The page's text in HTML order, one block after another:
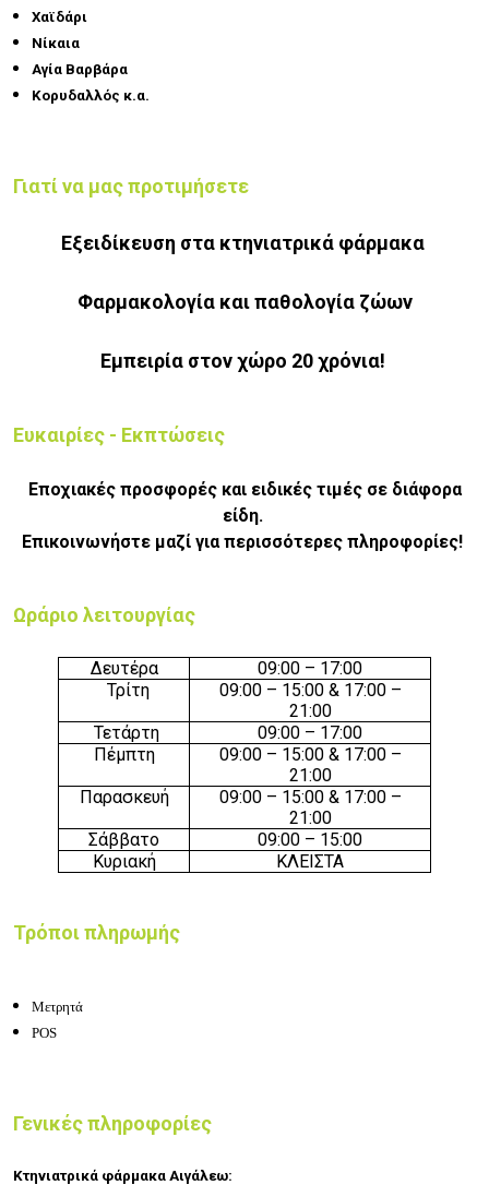
Χαϊδάρι
Νίκαια
Αγία Βαρβάρα
Κορυδαλλός κ.α.
Γιατί να μας προτιμήσετε
Εξειδίκευση στα κτηνιατρικά φάρμακα
Φαρμακολογία και παθολογία ζώων
Εμπειρία στον χώρο 20 χρόνια!
Ευκαιρίες - Εκπτώσεις
Εποχιακές προσφορές και ειδικές τιμές σε διάφορα
είδη.
Επικοινωνήστε μαζί για περισσότερες πληροφορίες!
Ωράριο λειτουργίας
Δευτέρα
09:00 – 17:00
Τρίτη
09:00 – 15:00 & 17:00 –
21:00
Τετάρτη
09:00 – 17:00
Πέμπτη
09:00 – 15:00 & 17:00 –
21:00
Παρασκευή
09:00 – 15:00 & 17:00 –
21:00
Σάββατο
09:00 – 15:00
Κυριακή
ΚΛΕΙΣΤΑ
Τρόποι πληρωμής
Μετρητά
POS
Γενικές πληροφορίες
Κτηνιατρικά φάρμακα Αιγάλεω: